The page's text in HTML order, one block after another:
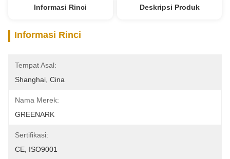
Informasi Rinci Deskripsi Produk
Informasi Rinci
Tempat Asal:
Shanghai, Cina
Nama Merek:
GREENARK
Sertifikasi:
CE, ISO9001